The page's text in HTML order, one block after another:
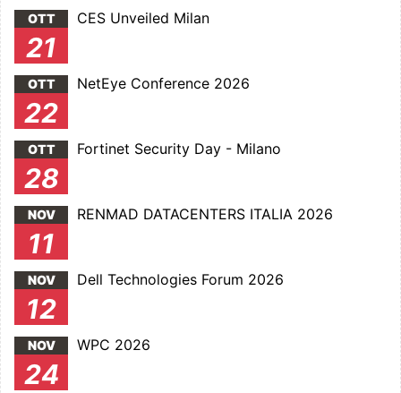
OTT
21
CES Unveiled Milan
OTT
22
NetEye Conference 2026
OTT
28
Fortinet Security Day - Milano
NOV
11
RENMAD DATACENTERS ITALIA 2026
NOV
12
Dell Technologies Forum 2026
NOV
24
WPC 2026